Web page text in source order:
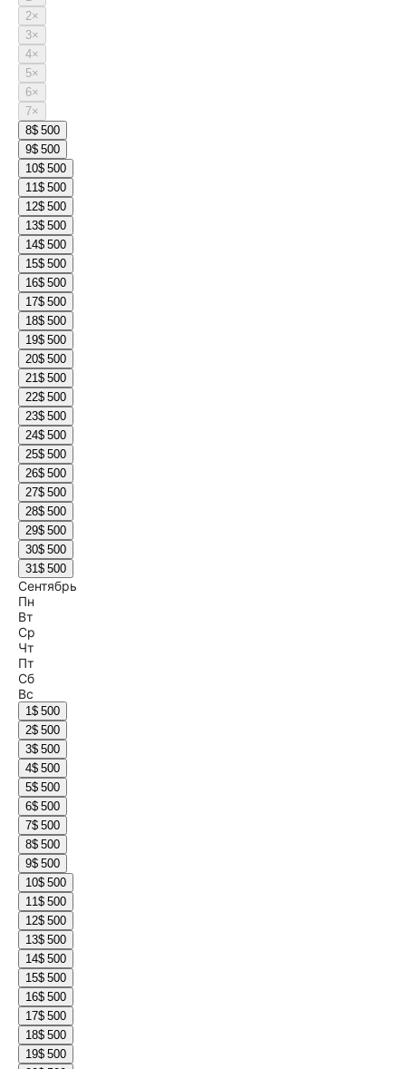
2×
3×
4×
5×
6×
7×
8$ 500
9$ 500
10$ 500
11$ 500
12$ 500
13$ 500
14$ 500
15$ 500
16$ 500
17$ 500
18$ 500
19$ 500
20$ 500
21$ 500
22$ 500
23$ 500
24$ 500
25$ 500
26$ 500
27$ 500
28$ 500
29$ 500
30$ 500
31$ 500
Сентябрь
Пн
Вт
Ср
Чт
Пт
Сб
Вс
1$ 500
2$ 500
3$ 500
4$ 500
5$ 500
6$ 500
7$ 500
8$ 500
9$ 500
10$ 500
11$ 500
12$ 500
13$ 500
14$ 500
15$ 500
16$ 500
17$ 500
18$ 500
19$ 500